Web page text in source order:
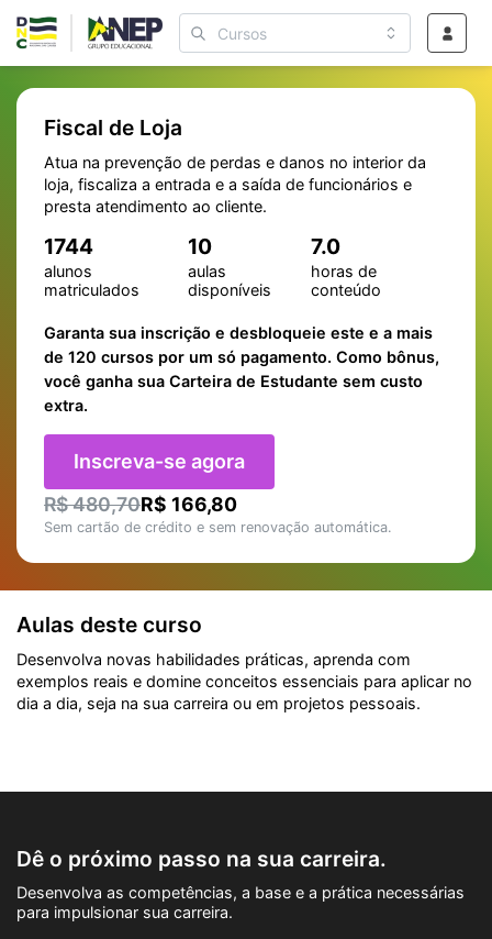
Fiscal de Loja
Atua na prevenção de perdas e danos no interior da
loja, fiscaliza a entrada e a saída de funcionários e
presta atendimento ao cliente.
1744
alunos
matriculados
10
aulas
disponíveis
7.0
horas de
conteúdo
Garanta sua inscrição e desbloqueie este e a mais
de 120 cursos por um só pagamento. Como bônus,
você ganha sua Carteira de Estudante sem custo
extra.
Inscreva-se agora
R$ 480,70R$ 166,80
Sem cartão de crédito e sem renovação automática.
Aulas deste curso
Desenvolva novas habilidades práticas, aprenda com
exemplos reais e domine conceitos essenciais para aplicar no
dia a dia, seja na sua carreira ou em projetos pessoais.
Dê o próximo passo na sua carreira.
Desenvolva as competências, a base e a prática necessárias
para impulsionar sua carreira.